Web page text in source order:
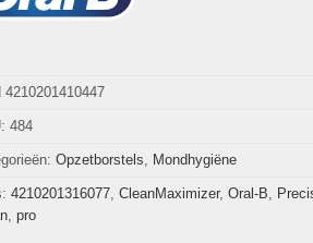
4210201410447
484
Opzetborstels Mondhygiëne
4210201316077, CleanMaximizer, Oral-B
, pro